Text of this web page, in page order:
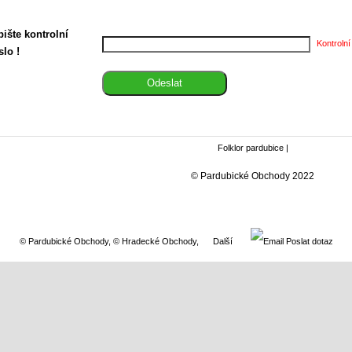
kontrolní
!
Folklor pardubice|
© Pardubické Obchody 2022
© Pardubické Obchody, © Hradecké Obchody, Další Poslat dotaz